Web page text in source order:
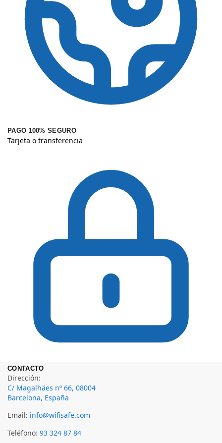
PAGO 100% SEGURO
Tarjeta o transferencia
CONTACTO
Dirección:
C/ Magalhäes nº 66, 08004
Barcelona, España
Email: info@wifisafe.com
Teléfono: 93 324 87 84